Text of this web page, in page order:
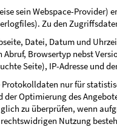
sein Webspace-Provider)
Zu den
Datei, Datum und
Browsertyp nebst
Seite), IP-Adresse und
nur für
der Optimierung des
zu überprüfen, wenn
Nutzung